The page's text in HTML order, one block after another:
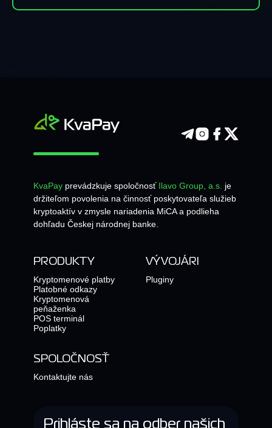
KvaPay prevádzkuje spoločnosť Ilavo Group, a.s. je
držiteľom povolenia na činnosť poskytovateľa služieb
kryptoaktív v zmysle nariadenia MiCA a podlieha
dohľadu Českej národnej banke.
PRODUKTY
Kryptomenové platby
Platobné odkazy
Kryptomenová
peňaženka
POS terminál
Poplatky
VÝVOJÁRI
Pluginy
SPOLOČNOSŤ
Kontaktujte nás
Prihláste sa na odber našich